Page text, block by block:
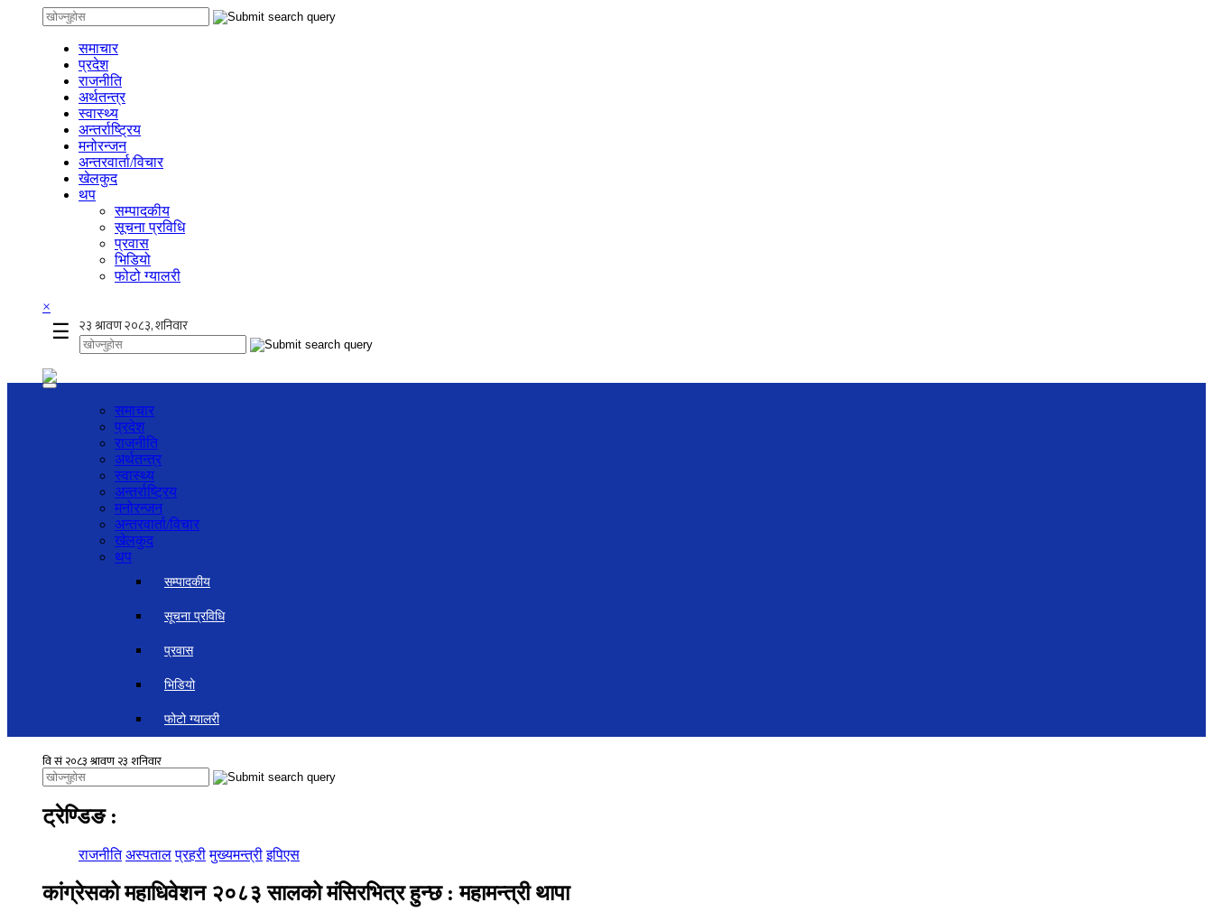
समाचार
प्रदेश
राजनीति
अर्थतन्त्र
स्वास्थ्य
अन्तर्राष्ट्रिय
मनोरन्जन
अन्तरवार्ता/विचार
खेलकुद
थप
सम्पादकीय
सूचना प्रविधि
प्रवास
भिडियो
फोटो ग्यालरी
×
☰
समाचार
प्रदेश
राजनीति
अर्थतन्त्र
स्वास्थ्य
अन्तर्राष्ट्रिय
मनोरन्जन
अन्तरवार्ता/विचार
खेलकुद
थप
सम्पादकीय
सूचना प्रविधि
प्रवास
भिडियो
फोटो ग्यालरी
ट्रेण्डिङ :
राजनीति अस्पताल प्रहरी मुख्यमन्त्री इपिएस
कांग्रेसको महाधिवेशन २०८३ सालको मंसिरभित्र हुन्छ : महामन्त्री थापा